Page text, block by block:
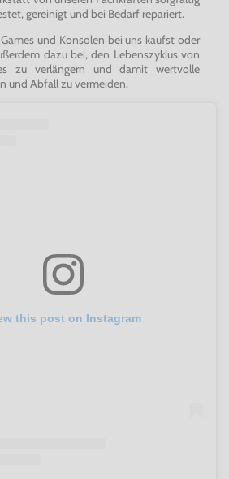
gereinigt und bei Bedarf repariert.
und Konsolen bei uns kaufst oder
dazu bei, den Lebenszyklus von
zu verlängern und damit wertvolle
und Abfall zu vermeiden.
this post on Instagram